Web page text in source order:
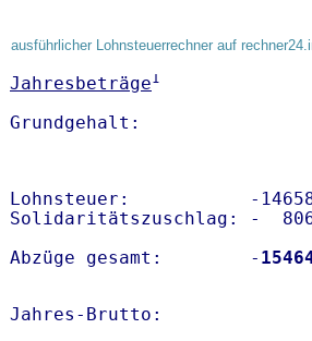
ausführlicher Lohnsteuerrechner auf
Jahresbeträge1
Lohnsteuer:           -
Solidaritätszuschlag: -
Abzüge gesamt:        -
Jahres-